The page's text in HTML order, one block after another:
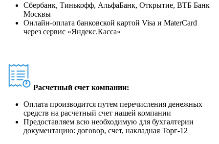
Сбербанк, Тинькофф, АльфаБанк, Открытие, ВТБ Банк
Москвы
Онлайн-оплата банковской картой Visa и MaterCard
через сервис «Яндекс.Касса»
Расчетный счет компании:
Оплата производится путем перечисления денежных
средств на расчетный счет нашей компании
Предоставляем всю необходимую для бухгалтерии
документацию: договор, счет, накладная Торг-12